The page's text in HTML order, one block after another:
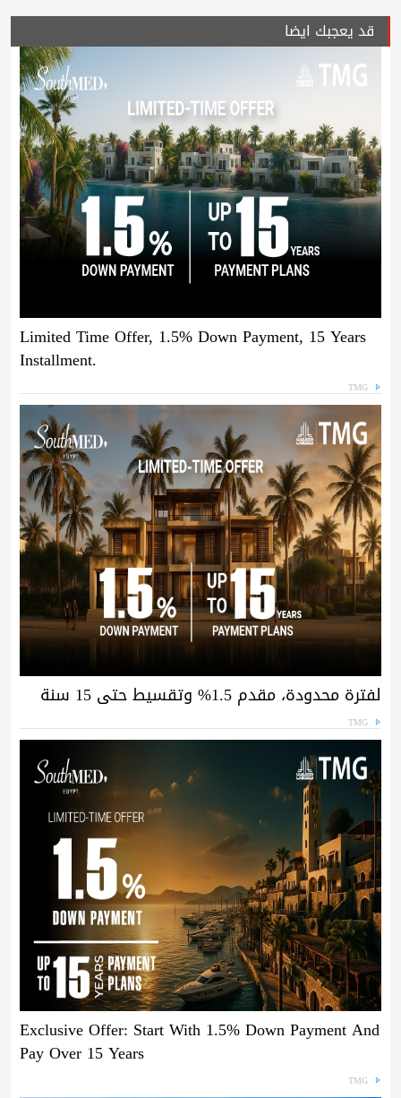
قد يعجبك ايضا
Limited Time Offer, 1.5% Down Payment, 15 Years
Installment.
TMG
لفترة محدودة، مقدم 1.5% وتقسيط حتى 15 سنة
TMG
Exclusive Offer: Start With 1.5% Down Payment And
Pay Over 15 Years
TMG